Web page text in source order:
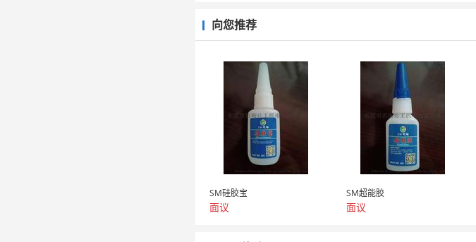
向您推荐
SM硅胶宝
面议
SM超能胶
面议